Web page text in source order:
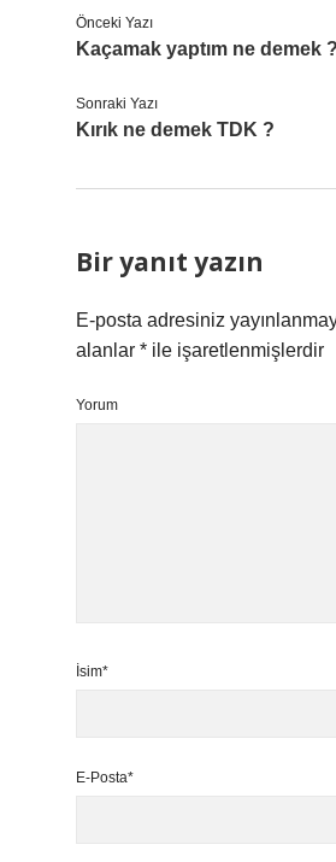
Önceki Yazı
Kaçamak yaptım ne demek ?
Sonraki Yazı
Kırık ne demek TDK ?
Bir yanıt yazın
E-posta adresiniz
alanlar * ile işaretlenmişlerdir
Yorum
İsim*
E-Posta*